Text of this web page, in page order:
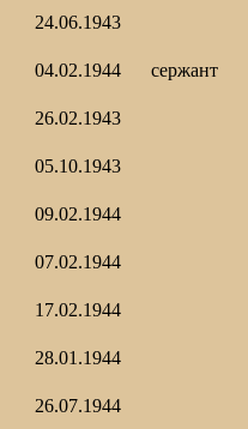
24.06.1943
04.02.1944 сержант
26.02.1943
05.10.1943
09.02.1944
07.02.1944
17.02.1944
28.01.1944
26.07.1944